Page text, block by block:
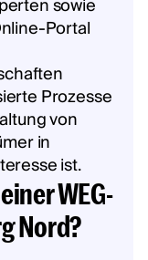
Portal
Prozesse
von
in
ist.
WEG-
Nord?